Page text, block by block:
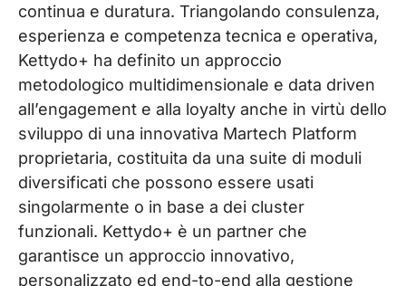
continua e duratura. Triangolando consulenza,
esperienza e competenza tecnica e operativa,
Kettydo+ ha definito un approccio
metodologico multidimensionale e data driven
all’engagement e alla loyalty anche in virtù dello
sviluppo di una innovativa Martech Platform
proprietaria, costituita da una suite di moduli
diversificati che possono essere usati
singolarmente o in base a dei cluster
funzionali. Kettydo+ è un partner che
garantisce un approccio innovativo,
personalizzato ed end-to-end alla gestione